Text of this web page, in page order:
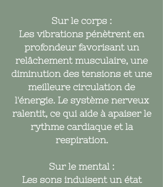
Sur le corps :
Les vibrations pénètrent en
profondeur favorisant un
relâchement musculaire, une
diminution des tensions et une
meilleure circulation de
l'énergie. Le système nerveux
ralentit, ce qui aide à apaiser le
rythme cardiaque et la
respiration.
Sur le mental :
Les sons induisent un état